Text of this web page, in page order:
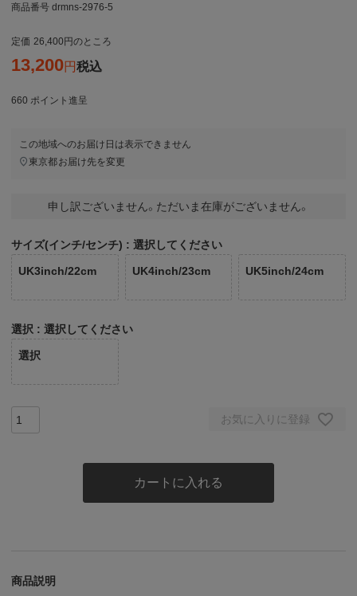
商品番号 drmns-2976-5
定価 26,400 のところ
13,200 税込
660 ポイント進呈
この地域へのお届け日は表示できません
東京都お届け先を変更
申し訳ございません。ただいま在庫がございません。
サイズ(インチ/センチ) 選択してください
UK3inch/22cm UK4inch/23cm UK5inch/24cm
選択 選択してください
選択
お気に入りに登録
カートに入れる
商品説明